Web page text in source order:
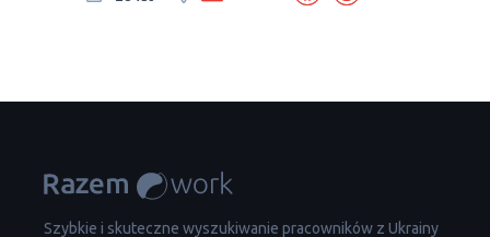
Szybkie i skuteczne wyszukiwanie pracowników z Ukrainy